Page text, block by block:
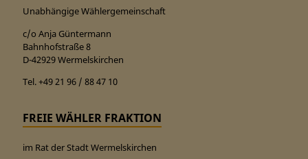
Unabhängige Wählergemeinschaft
c/o Anja Güntermann
Bahnhofstraße 8
D-42929 Wermelskirchen
Tel. +49 21 96 / 88 47 10
FREIE WÄHLER FRAKTION
im Rat der Stadt Wermelskirchen